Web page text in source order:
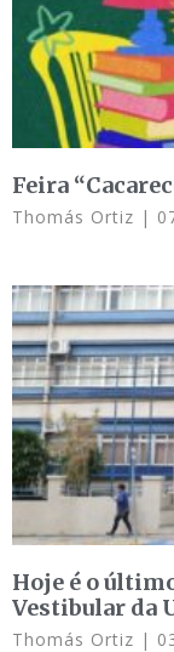
Feira
Thomás Ortiz
Hoje é o
Vestibular da
Thomás Ortiz